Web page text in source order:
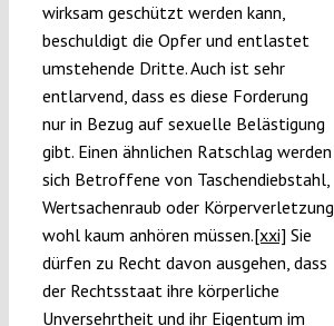
wirksam geschützt werden kann,
beschuldigt die Opfer und entlastet
umstehende Dritte. Auch ist sehr
entlarvend, dass es diese Forderung
nur in Bezug auf sexuelle Belästigung
gibt. Einen ähnlichen Ratschlag werden
sich Betroffene von Taschendiebstahl,
Wertsachenraub oder Körperverletzung
wohl kaum anhören müssen.[xxi] Sie
dürfen zu Recht davon ausgehen, dass
der Rechtsstaat ihre körperliche
Unversehrtheit und ihr Eigentum im